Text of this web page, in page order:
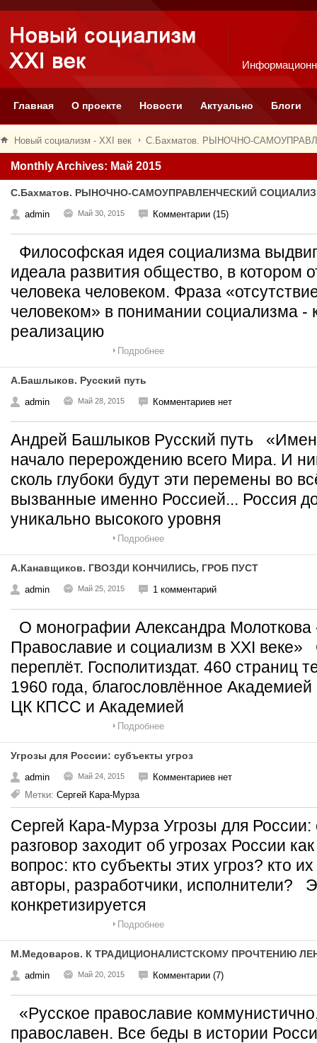
Главная О проекте Новости Актуально Блоги
Новый социализм - XXI век С.Бахматов. РЫНОЧНО-
Monthly Archives: Май 2015
С.Бахматов. РЫНОЧНО-САМОУПРАВЛЕНЧЕСКИЙ
admin Май 30, 2015 Комментарии (15)
Философская идея социализма
идеала развития общество, в котором
человека человеком. Фраза
человеком» в понимании социализма -
реализацию
Подробнее
А.Башлыков. Русский путь
admin Май 28, 2015 Комментариев нет
Андрей Башлыков Русский путь
начало перерождению всего Мира. И
сколь глубоки будут эти перемены во
вызванные именно Россией... Россия
уникально высокого уровня
Подробнее
А.Канавщиков. ГВОЗДИ КОНЧИЛИСЬ, ГРОБ ПУСТ
admin Май 25, 2015 1 комментарий
О монографии Александра
Православие и социализм в XXI
переплёт. Госполитиздат. 460 страниц
1960 года, благословлённое
ЦК КПСС и Академией
Подробнее
Угрозы для России: субъекты угроз
admin Май 24, 2015
Комментариев нет
Метки: Сергей Кара-Мурза
Сергей Кара-Мурза Угрозы для
разговор заходит об угрозах России
вопрос: кто субъекты этих угроз? кто
авторы, разработчики, исполнители?
конкретизируется
Подробнее
М.Медоваров. К ТРАДИЦИОНАЛИСТСКОМУ ПРОЧТЕНИЮ
admin Май 20, 2015 Комментарии (7)
«Русское православие
православен. Все беды в истории